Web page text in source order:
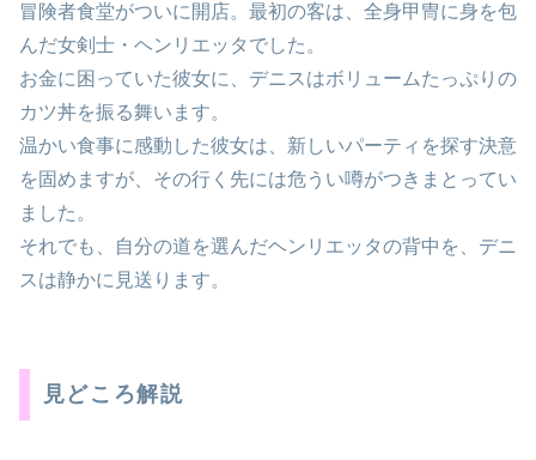
冒険者食堂がついに開店。最初の客は、全身甲冑に身を包
んだ女剣士・ヘンリエッタでした。
お金に困っていた彼女に、デニスはボリュームたっぷりの
カツ丼を振る舞います。
温かい食事に感動した彼女は、新しいパーティを探す決意
を固めますが、その行く先には危うい噂がつきまとってい
ました。
それでも、自分の道を選んだヘンリエッタの背中を、デニ
スは静かに見送ります。
見どころ解説